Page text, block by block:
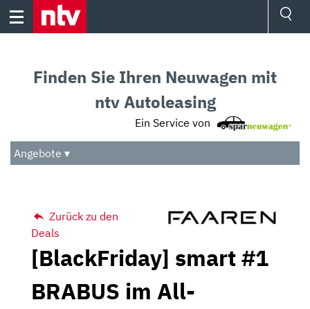
Skip
Audio
Das Beste
Finden Sie Ihren Neuwagen mit
ntv Autoleasing
Ein Service von
Angebote ▾
Zurück zu den
Deals
[BlackFriday] smart #1
BRABUS im All-